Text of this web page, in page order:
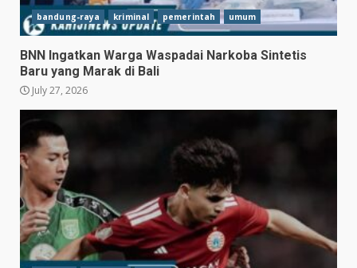
bandung-raya kriminal pemerintah umum
BNN Ingatkan Warga Waspadai Narkoba Sintetis
Baru yang Marak di Bali
July 27, 2026
3
Hasil Piala Presiden 2026,
1-0, Gol Bunuh Diri Pankov
Jadi Penentu
Persib Bungkam Arema FC,
Gol Uilliam Barros Antar
Maung Bandung Raih Tiga
Poin